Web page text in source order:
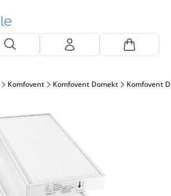
Komfovent Komfovent Domekt Komfovent